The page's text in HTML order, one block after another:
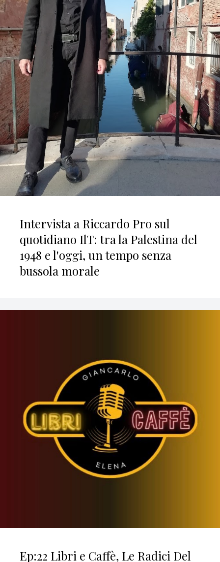
Intervista a Riccardo Pro sul
quotidiano IlT: tra la Palestina del
1948 e l'oggi, un tempo senza
bussola morale
Ep:22 Libri e Caffè, Le Radici Del